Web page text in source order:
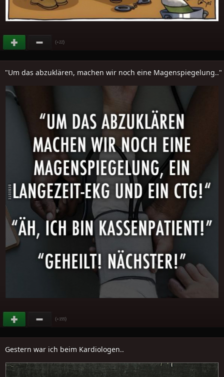
(+22)
"Um das abzuklären, machen wir noch eine Magenspiegelung.."
(+155)
Gestern war ich beim Kardiologen..